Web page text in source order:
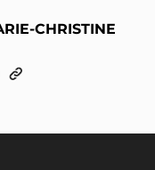
CHRISTINE